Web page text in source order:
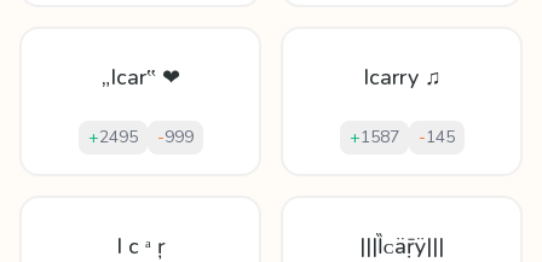
„Icar‟ ❤
+2495 -999
Icarry ♫
+1587 -145
I с ᵃ ŗ |||Ȉᴄäṝÿ|||